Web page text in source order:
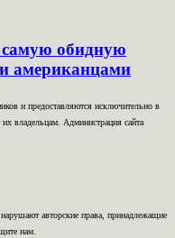
обидную
американцами
и предоставляются исключительно в
владельцам. Администрация сайта
авторские права, принадлежащие
нам.